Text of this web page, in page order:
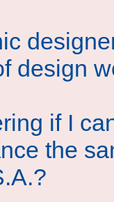
design
if I
the